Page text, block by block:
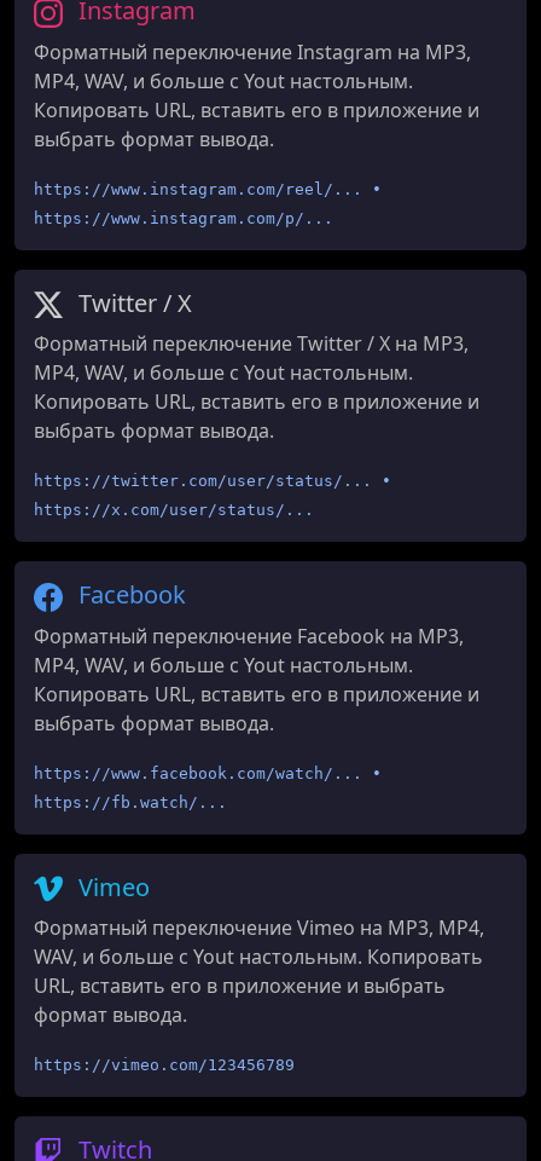
Instagram
Форматный переключение Instagram на MP3,
MP4, WAV, и больше с Yout настольным.
Копировать URL, вставить его в приложение и
выбрать формат вывода.
https://www.instagram.com/reel/... •
https://www.instagram.com/p/...
Twitter / X
Форматный переключение Twitter / X на MP3,
MP4, WAV, и больше с Yout настольным.
Копировать URL, вставить его в приложение и
выбрать формат вывода.
https://twitter.com/user/status/... •
https://x.com/user/status/...
Facebook
Форматный переключение Facebook на MP3,
MP4, WAV, и больше с Yout настольным.
Копировать URL, вставить его в приложение и
выбрать формат вывода.
https://www.facebook.com/watch/... •
https://fb.watch/...
Vimeo
Форматный переключение Vimeo на MP3, MP4,
WAV, и больше с Yout настольным. Копировать
URL, вставить его в приложение и выбрать
формат вывода.
https://vimeo.com/123456789
Twitch